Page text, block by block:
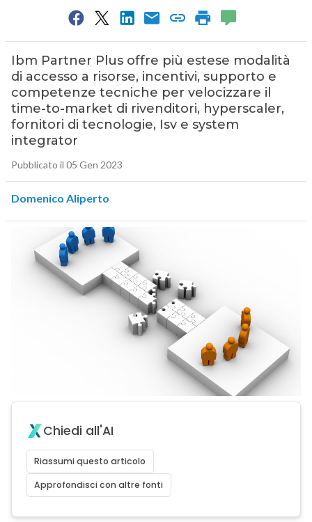
Ibm Partner Plus offre più estese modalità
di accesso a risorse, incentivi, supporto e
competenze tecniche per velocizzare il
time-to-market di rivenditori, hyperscaler,
fornitori di tecnologie, Isv e system
integrator
Pubblicato il 05 Gen 2023
Domenico Aliperto
Chiedi all'AI
Riassumi questo articolo
Approfondisci con altre fonti